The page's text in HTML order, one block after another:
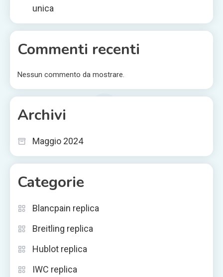
unica
Commenti recenti
Nessun commento da mostrare.
Archivi
Maggio 2024
Categorie
Blancpain replica
Breitling replica
Hublot replica
IWC replica